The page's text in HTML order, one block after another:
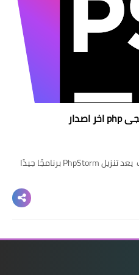
يستعمل البرنامج على لغه الحاسوب يعد تنزيل PhpStorm برنامجًا جيدًا